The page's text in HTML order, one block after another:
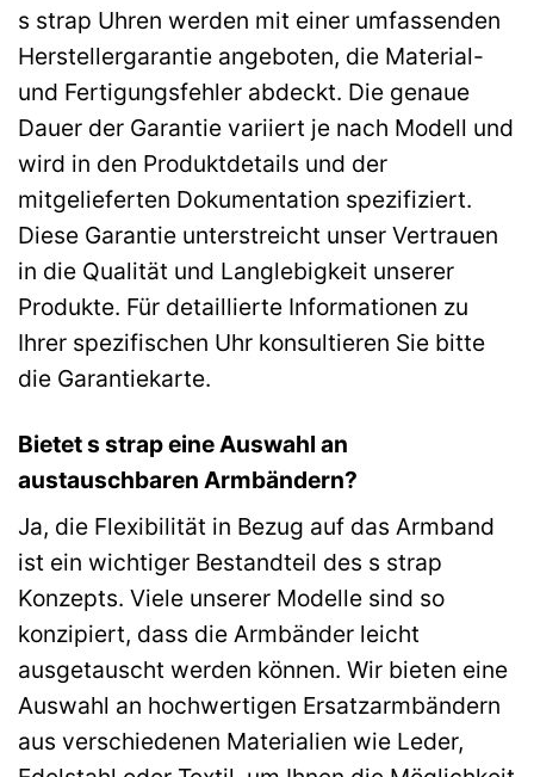
s strap Uhren werden mit einer umfassenden
Herstellergarantie angeboten, die Material-
und Fertigungsfehler abdeckt. Die genaue
Dauer der Garantie variiert je nach Modell und
wird in den Produktdetails und der
mitgelieferten Dokumentation spezifiziert.
Diese Garantie unterstreicht unser Vertrauen
in die Qualität und Langlebigkeit unserer
Produkte. Für detaillierte Informationen zu
Ihrer spezifischen Uhr konsultieren Sie bitte
die Garantiekarte.
Bietet s strap eine Auswahl an
austauschbaren Armbändern?
Ja, die Flexibilität in Bezug auf das Armband
ist ein wichtiger Bestandteil des s strap
Konzepts. Viele unserer Modelle sind so
konzipiert, dass die Armbänder leicht
ausgetauscht werden können. Wir bieten eine
Auswahl an hochwertigen Ersatzarmbändern
aus verschiedenen Materialien wie Leder,